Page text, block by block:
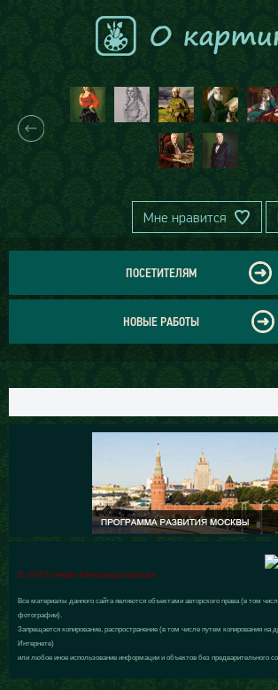
Мне нравится
ПОСЕТИТЕЛЯМ
НОВЫЕ РАБОТЫ
© 2015 Галерея Александра Шилова
Все материалы данного сайта являются объектами авторского права (в том
фотографии).
Запрещается копирование, распространение (в том числе путем копирования на
Интернете)
или любое иное использование информации и объектов без предварительного